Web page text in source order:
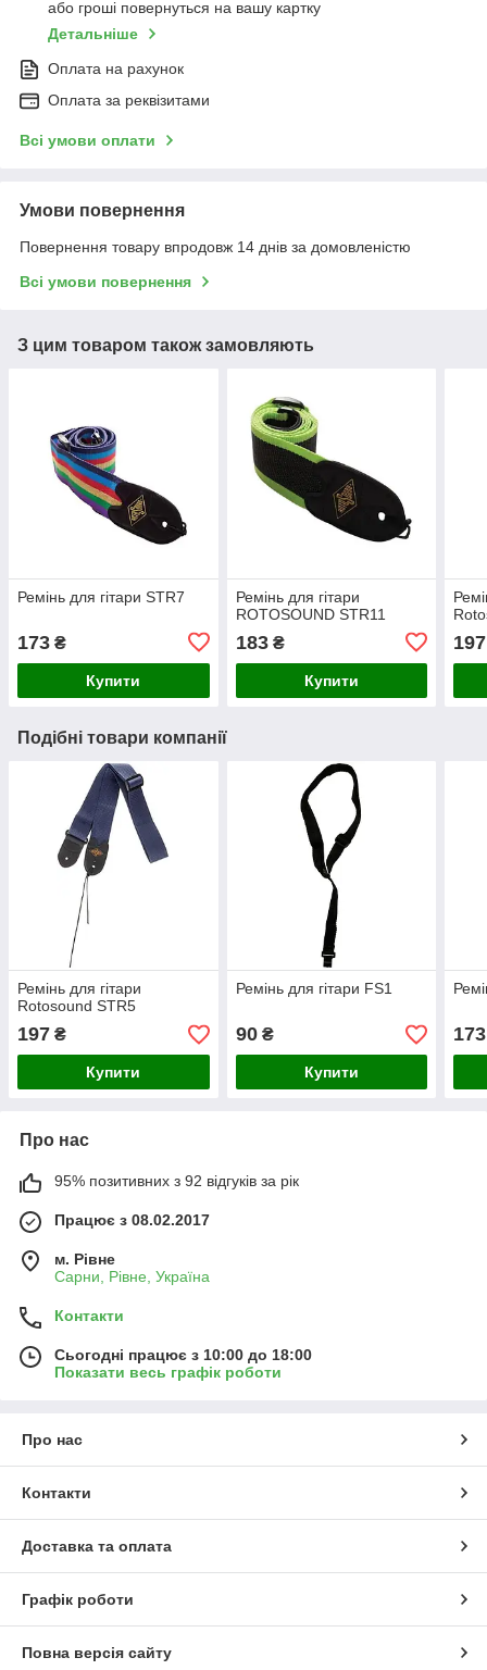
або гроші повернуться на вашу картку
Детальніше
Оплата на рахунок
Оплата за реквізитами
Всі умови оплати
Умови повернення
Повернення товару впродовж 14 днів за домовленістю
Всі умови повернення
З цим товаром також замовляють
Ремінь для гітари STR7
173 ₴
Купити
Ремінь для гітари
ROTOSOUND STR11
183₴
Купити
197
Подібні товари компанії
Ремінь для гітари
Rotosound STR5
197 ₴
Купити
Ремінь для гітари FS1
90₴
Купити
173
Про нас
95% позитивних з 92 відгуків за рік
Працює з 08.02.2017
м. Рівне
Сарни, Рівне, Україна
Контакти
Сьогодні працює з 10:00 до 18:00
Показати весь графік роботи
Про нас
Контакти
Доставка та оплата
Графік роботи
Повна версія сайту